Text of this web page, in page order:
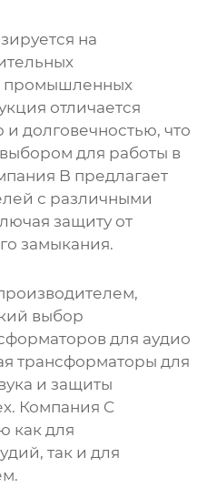
на
промышленных
отличается
долговечностью, что
для работы в
B предлагает
с различными
защиту от
замыкания.
выбор
для аудио
трансформаторы для
и защиты
Компания C
как для
так и для